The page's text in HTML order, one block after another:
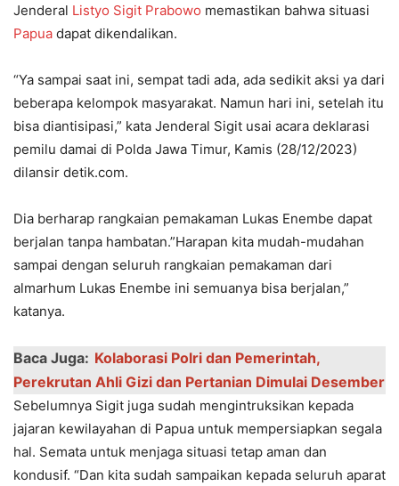
Jenderal Listyo Sigit Prabowo memastikan bahwa situasi
Papua dapat dikendalikan.
“Ya sampai saat ini, sempat tadi ada, ada sedikit aksi ya dari
beberapa kelompok masyarakat. Namun hari ini, setelah itu
bisa diantisipasi,” kata Jenderal Sigit usai acara deklarasi
pemilu damai di Polda Jawa Timur, Kamis (28/12/2023)
dilansir detik.com.
Dia berharap rangkaian pemakaman Lukas Enembe dapat
berjalan tanpa hambatan.”Harapan kita mudah-mudahan
sampai dengan seluruh rangkaian pemakaman dari
almarhum Lukas Enembe ini semuanya bisa berjalan,”
katanya.
Baca Juga: Kolaborasi Polri dan Pemerintah,
Perekrutan Ahli Gizi dan Pertanian Dimulai Desember
Sebelumnya Sigit juga sudah mengintruksikan kepada
jajaran kewilayahan di Papua untuk mempersiapkan segala
hal. Semata untuk menjaga situasi tetap aman dan
kondusif. “Dan kita sudah sampaikan kepada seluruh aparat